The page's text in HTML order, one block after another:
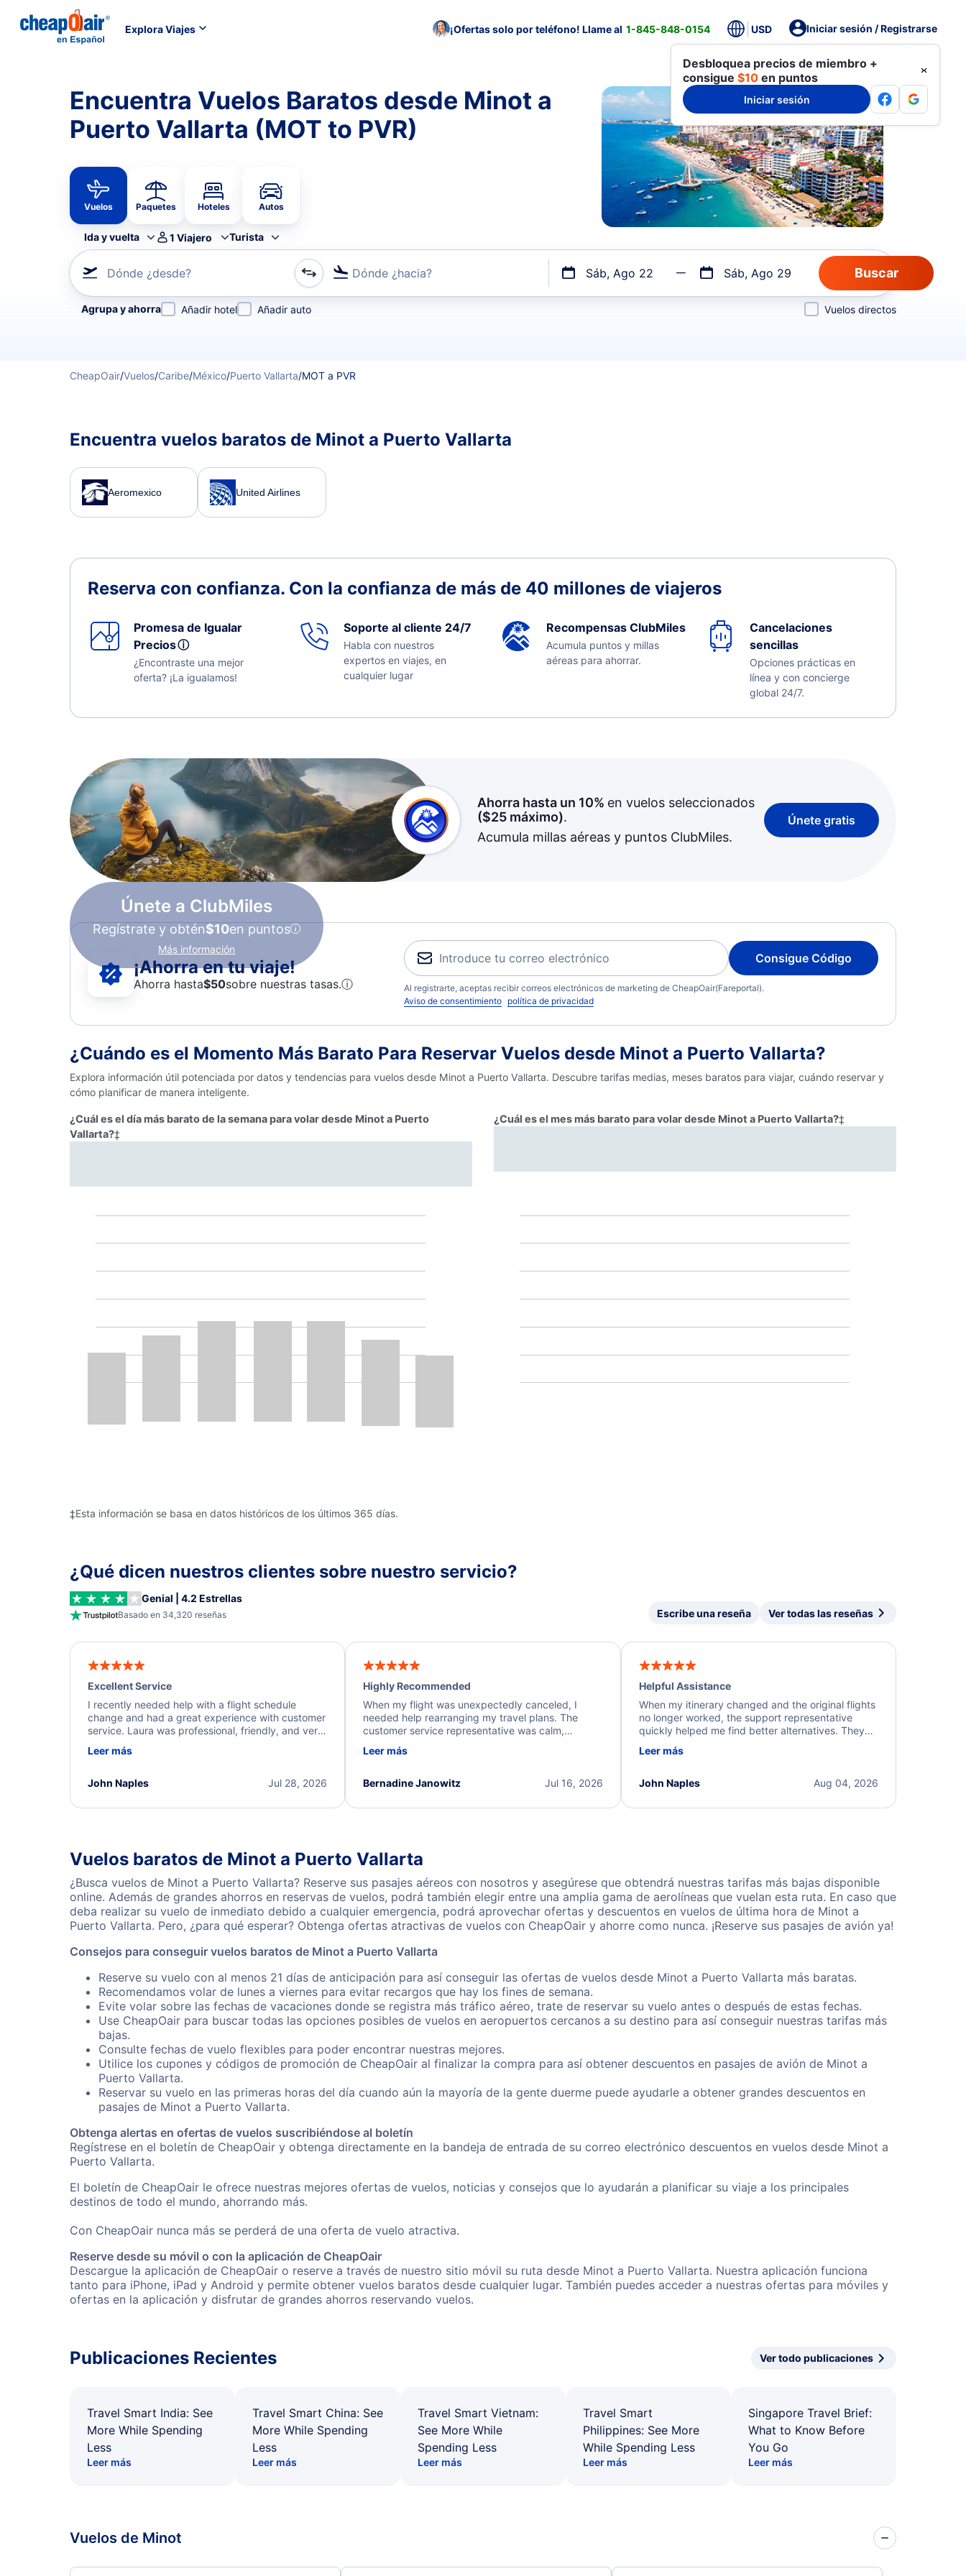
Explora Viajes ¡Ofertas solo por teléfono! Llame al 1-845-848-0154 USD Iniciar sesión / Registrarse
Desbloquea precios de miembro +
consigue $10 en puntos
Iniciar sesión
Encuentra Vuelos Baratos desde Minot a
Puerto Vallarta (MOT to PVR)
Vuelos Paquetes Hoteles Autos
Ida y vuelta 1 Viajero Turista
Dónde ¿desde? Dónde ¿hacia? Sáb, Ago 22 Sáb, Ago 29
Refina tu búsqueda por aerolínea, por ciudad o aeropuerto o por vuelos directos
Agrupa y ahorra Añadir hotel Añadir auto Vuelos directos
CheapOair/Vuelos/Caribe/México/Puerto Vallarta/MOT a PVR
Encuentra vuelos baratos de Minot a Puerto Vallarta
Aeromexico United Airlines
Reserva con confianza. Con la confianza de más de 40 millones de viajeros
Promesa de Igualar
Preciosⓘ
¿Encontraste una mejor
oferta? ¡La igualamos!
Soporte al cliente 24/7
Habla con nuestros
expertos en viajes, en
cualquier lugar
Recompensas ClubMiles
Acumula puntos y millas
aéreas para ahorrar.
Cancelaciones
sencillas
Opciones prácticas en
línea y con concierge
global 24/7.
Únete a ClubMiles
Regístrate y obtén$10en puntos
Más información
Ahorra hasta un 10% en vuelos seleccionados
($25máximo).
Acumula millas aéreas y puntos ClubMiles.
Únete gratis
¡Ahorra en tu viaje!
Ahorra hasta$50sobre nuestras tasas.ⓘ
Consigue Código
Al registrarte, aceptas recibir correos electrónicos de marketing de CheapOair(Fareportal).
Aviso de consentimiento política de privacidad
¿Cuándo es el Momento Más Barato Para Reservar Vuelos desde Minot a Puerto Vallarta?
Explora información útil potenciada por datos y tendencias para vuelos desde Minot a Puerto Vallarta. Descubre tarifas medias, meses baratos para viajar, cuándo reservar y
cómo planificar de manera inteligente.
¿Cuál es el día más barato de la semana para volar desde Minot a Puerto
Vallarta?‡
¿Cuál es el mes más barato para volar desde Minot a Puerto Vallarta?‡
‡Esta información se basa en datos históricos de los últimos 365 días.
¿Qué dicen nuestros clientes sobre nuestro servicio?
Genial | 4.2 Estrellas
Basado en 34,320 reseñas Escribe una reseña Ver todas las reseñas
Excellent Service
I recently needed help with a flight schedule
change and had a great experience with customer
service. Laura was professional, friendly, and very
a solution and kept me informed of the next steps.
Leer más
Jul 28, 2026
John Naples
Highly Recommended
When my flight was unexpectedly canceled, I
needed help rearranging my travel plans. The
customer service representative was calm,
process. They quickly found alternative flight
I truly appreciate the excellent support and
Leer más
Jul 16, 2026
Bernadine Janowitz
Helpful Assistance
When my itinerary changed and the original flights
no longer worked, the support representative
quickly helped me find better alternatives. They
beyond to resolve the issue. I'm grateful for the
Leer más
Aug 04, 2026
John Naples
Vuelos baratos de Minot a Puerto Vallarta
¿Busca vuelos de Minot a Puerto Vallarta? Reserve sus pasajes aéreos con nosotros y asegúrese que obtendrá nuestras tarifas más bajas disponible
online. Además de grandes ahorros en reservas de vuelos, podrá también elegir entre una amplia gama de aerolíneas que vuelan esta ruta. En caso que
deba realizar su vuelo de inmediato debido a cualquier emergencia, podrá aprovechar ofertas y descuentos en vuelos de última hora de Minot a
Puerto Vallarta. Pero, ¿para qué esperar? Obtenga ofertas atractivas de vuelos con CheapOair y ahorre como nunca. ¡Reserve sus pasajes de avión ya!
Consejos para conseguir vuelos baratos de Minot a Puerto Vallarta
Reserve su vuelo con al menos 21 días de anticipación para así conseguir las ofertas de vuelos desde Minot a Puerto Vallarta más baratas.
Recomendamos volar de lunes a viernes para evitar recargos que hay los fines de semana.
Evite volar sobre las fechas de vacaciones donde se registra más tráfico aéreo, trate de reservar su vuelo antes o después de estas fechas.
Use CheapOair para buscar todas las opciones posibles de vuelos en aeropuertos cercanos a su destino para así conseguir nuestras tarifas más
bajas.
Consulte fechas de vuelo flexibles para poder encontrar nuestras mejores.
Utilice los cupones y códigos de promoción de CheapOair al finalizar la compra para así obtener descuentos en pasajes de avión de Minot a
Puerto Vallarta.
Reservar su vuelo en las primeras horas del día cuando aún la mayoría de la gente duerme puede ayudarle a obtener grandes descuentos en
pasajes de Minot a Puerto Vallarta.
Obtenga alertas en ofertas de vuelos suscribiéndose al boletín
Regístrese en el boletín de CheapOair y obtenga directamente en la bandeja de entrada de su correo electrónico descuentos en vuelos desde Minot a
Puerto Vallarta.
El boletín de CheapOair le ofrece nuestras mejores ofertas de vuelos, noticias y consejos que lo ayudarán a planificar su viaje a los principales
destinos de todo el mundo, ahorrando más.
Con CheapOair nunca más se perderá de una oferta de vuelo atractiva.
Reserve desde su móvil o con la aplicación de CheapOair
Descargue la aplicación de CheapOair o reserve a través de nuestro sitio móvil su ruta desde Minot a Puerto Vallarta. Nuestra aplicación funciona
tanto para iPhone, iPad y Android y permite obtener vuelos baratos desde cualquier lugar. También puedes acceder a nuestras ofertas para móviles y
ofertas en la aplicación y disfrutar de grandes ahorros reservando vuelos.
Publicaciones Recientes Ver todo publicaciones
Travel Smart India: See
More While Spending
Less
Leer más
Travel Smart China: See
More While Spending
Less
Leer más
Travel Smart Vietnam:
See More While
Spending Less
Leer más
Travel Smart
Philippines: See More
While Spending Less
Leer más
Singapore Travel Brief:
What to Know Before
You Go
Leer más
Vuelos de Minot